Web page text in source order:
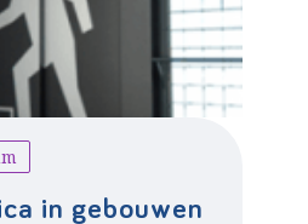
in gebouwen